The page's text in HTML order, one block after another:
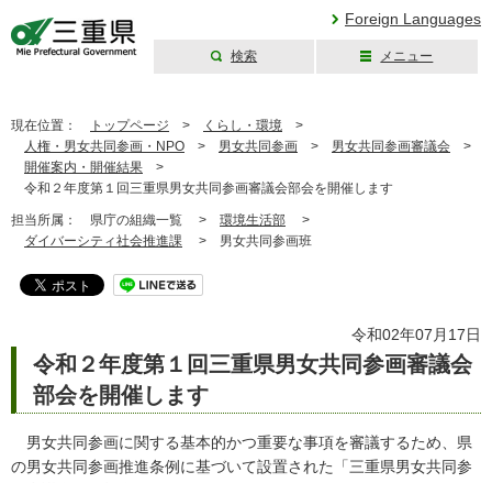
Foreign Languages
検索 メニュー
現在位置： トップページ > くらし・環境 >
人権・男女共同参画・NPO > 男女共同参画 > 男女共同参画審議会 >
開催案内・開催結果 >
令和２年度第１回三重県男女共同参画審議会部会を開催します
担当所属： 県庁の組織一覧 > 環境生活部 >
ダイバーシティ社会推進課 > 男女共同参画班
令和02年07月17日
令和２年度第１回三重県男女共同参画審議会
部会を開催します
男女共同参画に関する基本的かつ重要な事項を審議するため、県
の男女共同参画推進条例に基づいて設置された「三重県男女共同参